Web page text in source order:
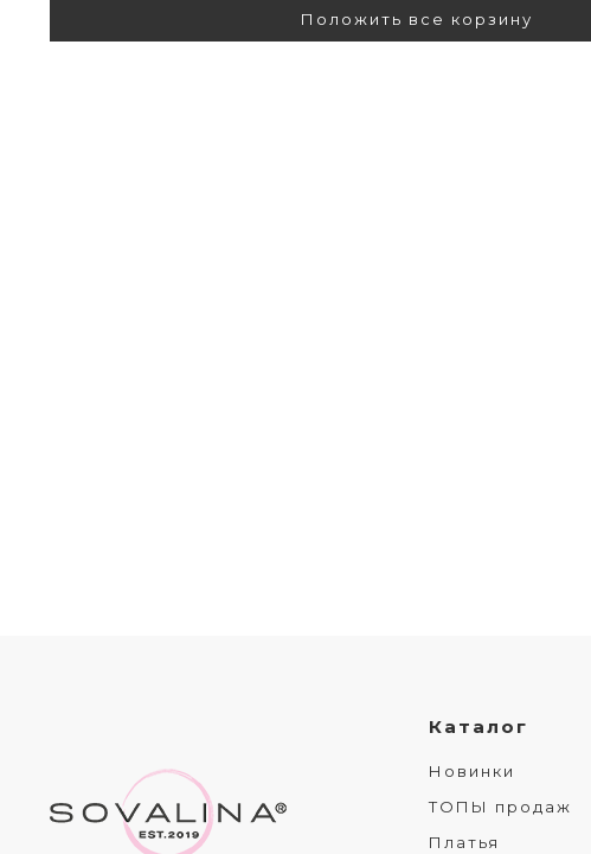
Положить все корзину
Каталог
Новинки
ТОПЫ продаж
Платья